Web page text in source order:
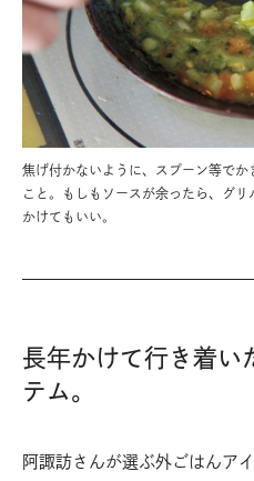
焦げ付かないように、スプーン等で
こと。もしもソースが余ったら、グ
かけてもいい。
長年かけて行き着い
テム。
阿諏訪さんが選ぶ外ごはんア